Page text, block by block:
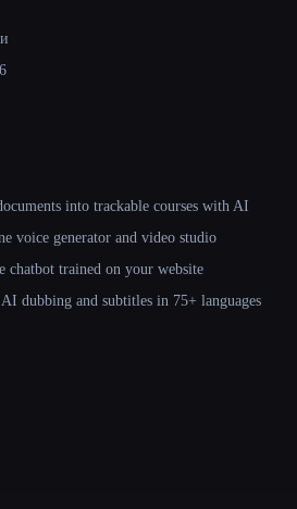
into trackable courses with AI
voice generator and video studio
chatbot trained on your website
dubbing and subtitles in 75+ languages